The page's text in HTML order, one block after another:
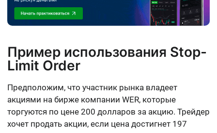
Пример использования Stop-
Limit Order
Предположим, что участник рынка владеет
акциями на бирже компании WER, которые
торгуются по цене 200 долларов за акцию. Трейдер
хочет продать акции, если цена достигнет 197